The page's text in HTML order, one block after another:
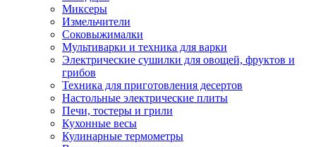
Миксеры
Измельчители
Соковыжималки
Мультиварки и техника для варки
Электрические сушилки для овощей, фруктов и
грибов
Техника для приготовления десертов
Настольные электрические плиты
Печи, тостеры и грили
Кухонные весы
Кулинарные термометры